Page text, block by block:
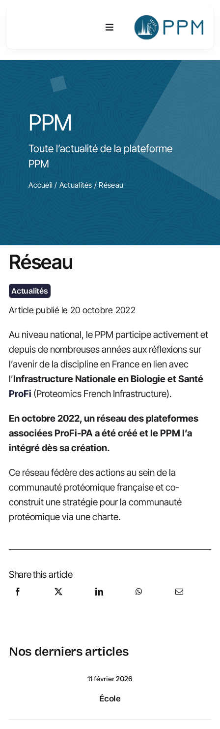
Toggle
Navigation
Equipements & Technologies
R&D
PPM
Toute l’actualité de la plateforme
PPM
Accueil / Actualités / Réseau
Réseau
Actualités
Article publié le 20 octobre 2022
Au niveau national, le PPM participe activement et
depuis de nombreuses années aux réflexions sur
l’avenir de la discipline en France en lien avec
l’Infrastructure Nationale en Biologie et Santé
ProFi (Proteomics French Infrastructure).
En octobre 2022, un réseau des plateformes
associées ProFi-PA a été créé et le PPM l’a
intégré dès sa création.
Ce réseau fédère des actions au sein de la
communauté protéomique française et co-
construit une stratégie pour la communauté
protéomique via une charte.
Share this article
Nos derniers articles
11 février 2026
École